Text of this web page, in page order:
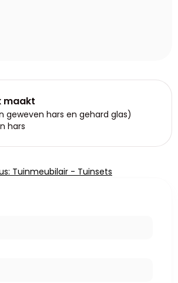
maakt
geweven hars en gehard glas)
hars
Tuinmeubilair - Tuinsets